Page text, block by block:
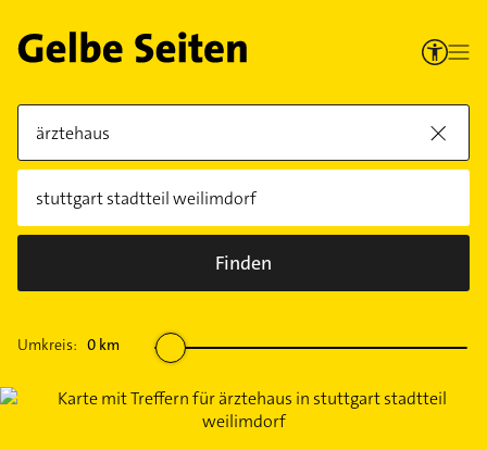
Finden
Umkreis: 0 km